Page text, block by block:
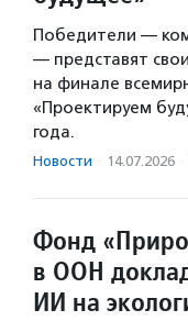
Победители —
— представят
на финале
«Проектируем
года.
Новости · 14.07.2026 ·
Фонд
в ООН
ИИ на